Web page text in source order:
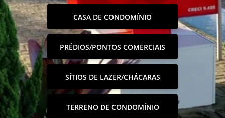
CASA DE CONDOMÍNIO
PRÉDIOS/PONTOS COMERCIAIS
SÍTIOS DE LAZER/CHÁCARAS
TERRENO DE CONDOMÍNIO